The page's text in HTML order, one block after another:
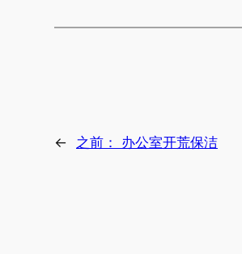
← 之前： 办公室开荒保洁